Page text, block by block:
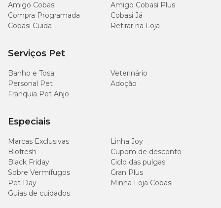
Amigo Cobasi
Amigo Cobasi Plus
Compra Programada
Cobasi Já
Cobasi Cuida
Retirar na Loja
Serviços Pet
Banho e Tosa
Veterinário
Personal Pet
Adoção
Franquia Pet Anjo
Especiais
Marcas Exclusivas
Linha Joy
Biofresh
Cupom de desconto
Black Friday
Ciclo das pulgas
Sobre Vermífugos
Gran Plus
Pet Day
Minha Loja Cobasi
Guias de cuidados